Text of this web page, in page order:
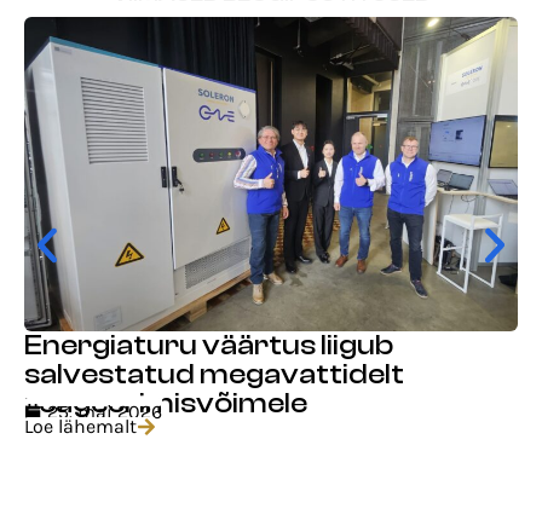
Energiaturu väärtus liigub
salvestatud megavattidelt
reageerimisvõimele
25. mai 2026
Loe lähemalt